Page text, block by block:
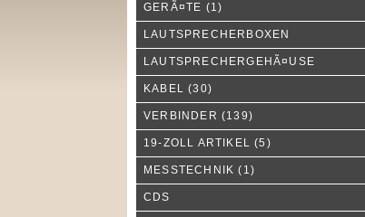
GERÃ¤TE (1)
LAUTSPRECHERBOXEN
LAUTSPRECHERGEHÃ¤USE
KABEL (30)
VERBINDER (139)
19-ZOLL ARTIKEL (5)
MESSTECHNIK (1)
CDS